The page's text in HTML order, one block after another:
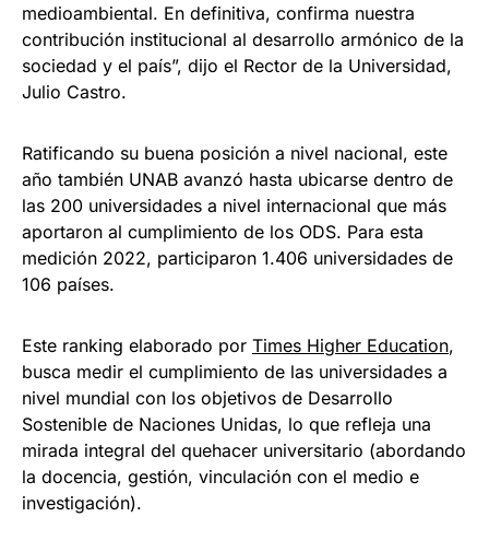
medioambiental. En definitiva, confirma nuestra
contribución institucional al desarrollo armónico de la
sociedad y el país”, dijo el Rector de la Universidad,
Julio Castro.
Ratificando su buena posición a nivel nacional, este
año también UNAB avanzó hasta ubicarse dentro de
las 200 universidades a nivel internacional que más
aportaron al cumplimiento de los ODS. Para esta
medición 2022, participaron 1.406 universidades de
106 países.
Este ranking elaborado por Times Higher Education,
busca medir el cumplimiento de las universidades a
nivel mundial con los objetivos de Desarrollo
Sostenible de Naciones Unidas, lo que refleja una
mirada integral del quehacer universitario (abordando
la docencia, gestión, vinculación con el medio e
investigación).